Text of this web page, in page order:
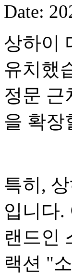
Date:
상하이
유치했
정문 근
을 확장
특히,
입니다.
랜드인
랙션 "